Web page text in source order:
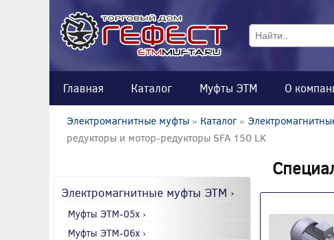
Главная Каталог Муфты ЭТМ О
Электромагнитные муфты » Каталог»
редукторы и мотор-редукторы SFA 150 LK
Электромагнитные муфты ЭТМ ›
Муфты ЭТМ-05x ›
Муфты ЭТМ-06x ›